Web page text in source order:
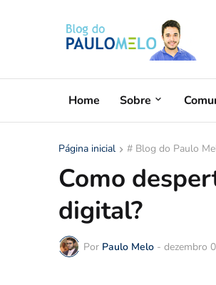
Home Sobre
Página inicial # Blog do Paulo
Como
digital?
Por Paulo Melo - dezembro